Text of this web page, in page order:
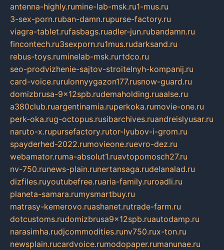
antenna-highly.rumine-lab-msk.ru1-mus.ru
3-sex-porn.ruban-damn.rupurse-factory.ru
viagra-tablet.rufasbags.ruadler-jun.rubandamn.ru
fincontech.ru3sexporn.ru1mus.rudarksand.ru
rebus-toys.ruminelab-msk.rurtdco.ru
seo-prodvizhenie-sajtov-stroitelnyh-kompanij.ru
card-voice.rurulonnyygazon177.rusnow-guard.ru
domizbrusa-9x12spb.rudemaholding.ruaalse.ru
a380club.ruargentinamia.ruperkoka.rumovie-one.ru
perk-oka.rug-octopus.rusibarchives.ruandreislyusar.ru
naruto-x.rupursefactory.rutor-lyubov-i-grom.ru
spayderhed-2022.rumovieone.ruevro-dez.ru
webamator.ruma-absolut1.ruavtopomosch27.ru
nv-750.runews-plain.runertansaga.rudelanalad.ru
dizfiles.ruyoutubefree.ruaria-family.ruroadli.ru
planeta-samara.rumysmartbuy.ru
matrasy-kemerovo.ruashanet.rutrade-farm.ru
dotcustoms.rudomizbrusa9x12spb.ruautodamp.ru
narasimha.rudjcommodities.runv750.rux-ton.ru
newsplain.rucardvoice.rumodopaper.rumanunae.ru